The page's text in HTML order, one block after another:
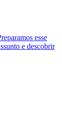
esse
e descobrir